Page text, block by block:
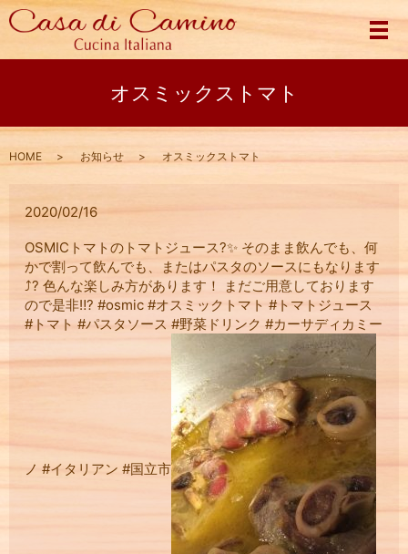
メ
オスミックストマト
HOME お知らせ オスミックストマト
2020/02/16
OSMICトマトのトマトジュース?✨ そのまま飲んでも、何
かで割って飲んでも、またはパスタのソースにもなります
⤴︎? 色んな楽しみ方があります！ まだご用意しております
ので是非‼️? #osmic #オスミックトマト #トマトジュース
#トマト #パスタソース #野菜ドリンク #カーサディカミー
ノ #イタリアン #国立市